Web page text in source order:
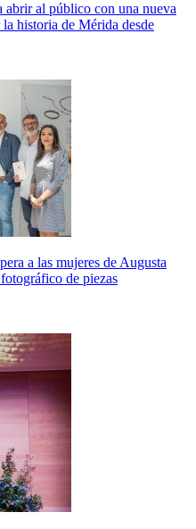
abrir al público con una nueva
historia de Mérida desde
a las mujeres de Augusta
de piezas